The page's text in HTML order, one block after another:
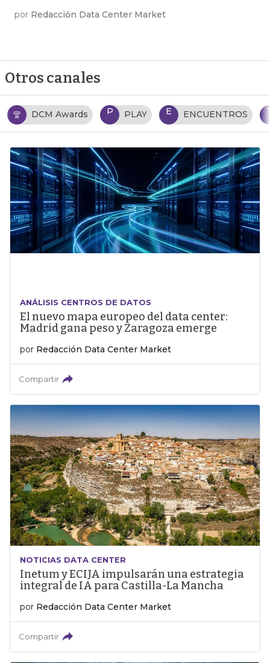
por Redacción Data Center Market
Otros canales
P PLAY E ENCUENTROS T TENDENCIAS TI
ANÁLISIS CENTROS DE DATOS
El nuevo mapa europeo del data center:
Madrid gana peso y Zaragoza emerge
por Redacción Data Center Market
Compartir
NOTICIAS DATA CENTER
Inetum y ECIJA impulsarán una estrategia
integral de IA para Castilla-La Mancha
por Redacción Data Center Market
Compartir